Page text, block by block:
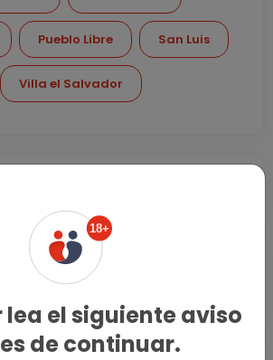
Pueblo Libre San Luis
Villa el Salvador
Y Travestis Villa el
Salvador
18+
lea el siguiente aviso
de continuar.